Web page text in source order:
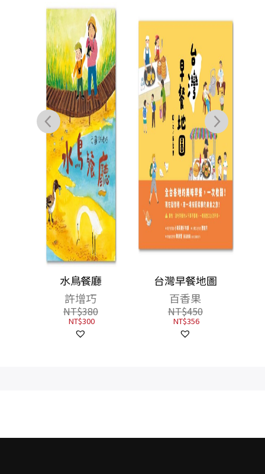
水鳥餐廳
許增巧
NT$380
NT$300
台灣早餐地圖
百香果
NT$450
NT$356